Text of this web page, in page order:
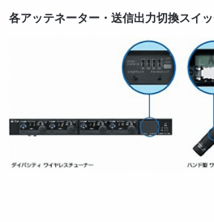
各アッテネーター・送信出力切換スイ